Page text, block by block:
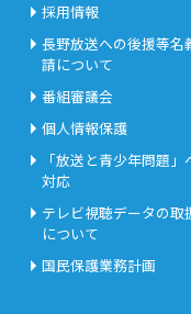
採用情報
長野放送への後援等名
請について
番組審議会
個人情報保護
「放送と青少年問題」
対応
テレビ視聴データの取
について
国民保護業務計画